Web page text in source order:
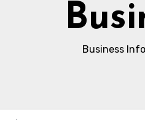
Business